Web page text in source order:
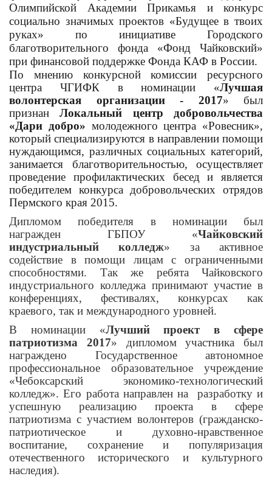
Олимпийской Академии Прикамья и конкурс
социально значимых проектов «Будущее в твоих
руках» по инициативе Городского
благотворительного фонда «Фонд Чайковский»
при финансовой поддержке Фонда КАФ в России.
По мнению конкурсной комиссии ресурсного
центра ЧГИФК в номинации «Лучшая
волонтерская организации - 2017» был
признанЛокальный центр добровольчества
«Дари добро» молодежного центра «Ровесник»,
который специализируются в направлении помощи
нуждающимся, различных социальных категорий,
занимается благотворительностью, осуществляет
проведение профилактических бесед и является
победителем конкурса добровольческих отрядов
Пермского края 2015.
Дипломом победителя в номинации был
награжден ГБПОУ «Чайковский
индустриальный колледж» за активное
содействие в помощи лицам с ограниченными
способностями. Так же ребята Чайковского
индустриального колледжа принимают участие в
конференциях, фестивалях, конкурсах как
краевого, так и международного уровней.
В номинации «Лучший проект в сфере
патриотизма 2017» дипломом участника был
награждено Государственное автономное
профессиональное образовательное учреждение
«Чебоксарский экономико-технологический
колледж». Его работа направлен на разработку и
успешную реализацию проекта в сфере
патриотизма с участием волонтеров (гражданско-
патриотическое и духовно-нравственное
воспитание, сохранение и популяризация
отечественного исторического и культурного
наследия).